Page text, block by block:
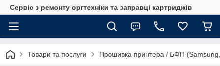
Сервіс з ремонту оргтехніки та заправці картриджів
Товари та послуги Прошивка принтера / БФП